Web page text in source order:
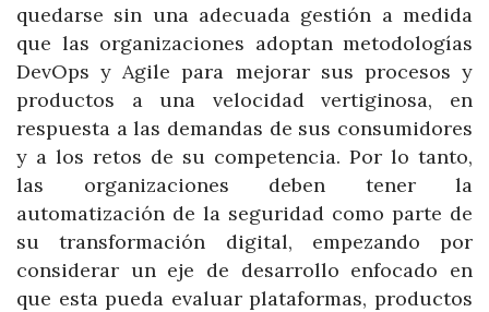
quedarse sin una adecuada gestión a medida
que las organizaciones adoptan metodologías
DevOps y Agile para mejorar sus procesos y
productos a una velocidad vertiginosa, en
respuesta a las demandas de sus consumidores
y a los retos de su competencia. Por lo tanto,
las organizaciones deben tener la
automatización de la seguridad como parte de
su transformación digital, empezando por
considerar un eje de desarrollo enfocado en
que esta pueda evaluar plataformas, productos